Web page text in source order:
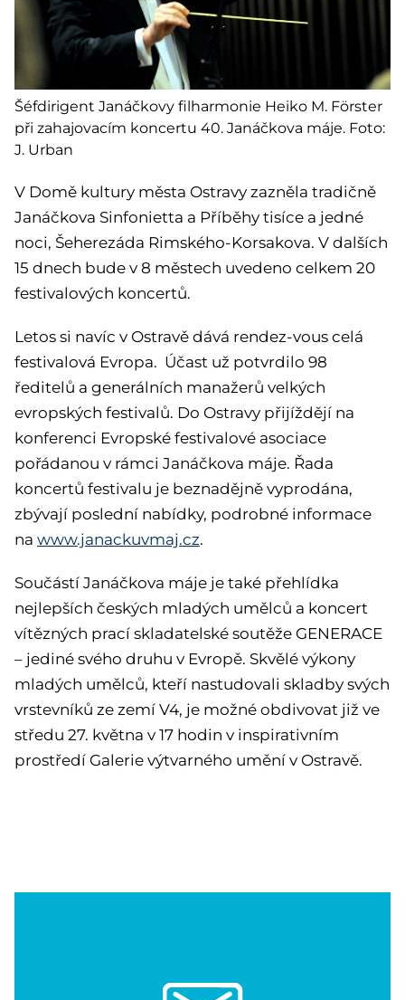
Šéfdirigent Janáčkovy filharmonie Heiko M. Förster
při zahajovacím koncertu 40. Janáčkova máje. Foto:
J. Urban
V Domě kultury města Ostravy zazněla tradičně
Janáčkova Sinfonietta a Příběhy tisíce a jedné
noci, Šeherezáda Rimského-Korsakova. V dalších
15 dnech bude v 8 městech uvedeno celkem 20
festivalových koncertů.
Letos si navíc v Ostravě dává rendez-vous celá
festivalová Evropa. Účast už potvrdilo 98
ředitelů a generálních manažerů velkých
evropských festivalů. Do Ostravy přijíždějí na
konferenci Evropské festivalové asociace
pořádanou v rámci Janáčkova máje. Řada
koncertů festivalu je beznadějně vyprodána,
zbývají poslední nabídky, podrobné informace
na www.janackuvmaj.cz.
Součástí Janáčkova máje je také přehlídka
nejlepších českých mladých umělců a koncert
vítězných prací skladatelské soutěže GENERACE
– jediné svého druhu v Evropě. Skvělé výkony
mladých umělců, kteří nastudovali skladby svých
vrstevníků ze zemí V4, je možné obdivovat již ve
středu 27. května v 17 hodin v inspirativním
prostředí Galerie výtvarného umění v Ostravě.